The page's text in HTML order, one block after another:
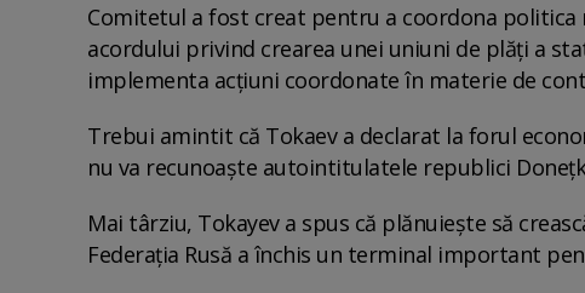
Comitetul a fost creat pentru a coordona
acordului privind crearea unei uniuni de plăți a
implementa acțiuni coordonate în materie de
Trebui amintit că Tokaev a declarat la forul
nu va recunoaște autointitulatele republici
Mai târziu, Tokayev a spus că plănuiește să
Federația Rusă a închis un terminal important